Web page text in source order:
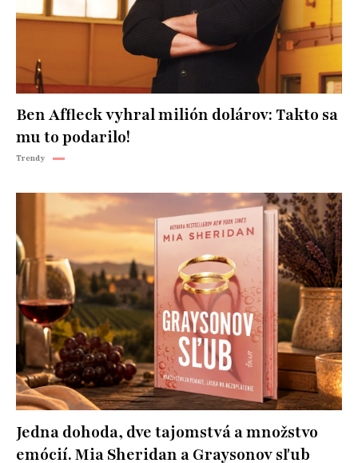
Ben Affleck vyhral milión dolárov: Takto sa
mu to podarilo!
Trendy
Jedna dohoda, dve tajomstvá a množstvo
emócií. Mia Sheridan a Graysonov sľub